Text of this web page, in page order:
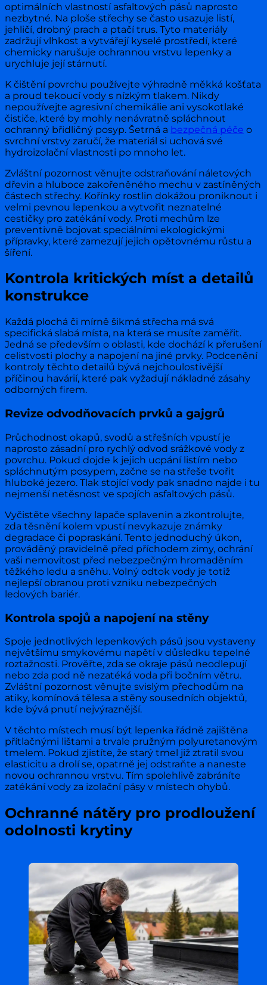
optimálních vlastností asfaltových pásů naprosto
nezbytné. Na ploše střechy se často usazuje listí,
jehličí, drobný prach a ptačí trus. Tyto materiály
zadržují vlhkost a vytvářejí kyselé prostředí, které
chemicky narušuje ochrannou vrstvu lepenky a
urychluje její stárnutí.
K čištění povrchu používejte výhradně měkká košťata
a proud tekoucí vody s nízkým tlakem. Nikdy
nepoužívejte agresivní chemikálie ani vysokotlaké
čističe, které by mohly nenávratně spláchnout
ochranný břidličný posyp. Šetrná a bezpečná péče o
svrchní vrstvy zaručí, že materiál si uchová své
hydroizolační vlastnosti po mnoho let.
Zvláštní pozornost věnujte odstraňování náletových
dřevin a hluboce zakořeněného mechu v zastíněných
částech střechy. Kořínky rostlin dokážou proniknout i
velmi pevnou lepenkou a vytvořit neznatelné
cestičky pro zatékání vody. Proti mechům lze
preventivně bojovat speciálními ekologickými
přípravky, které zamezují jejich opětovnému růstu a
šíření.
Kontrola kritických míst a detailů
konstrukce
Každá plochá či mírně šikmá střecha má svá
specifická slabá místa, na která se musíte zaměřit.
Jedná se především o oblasti, kde dochází k přerušení
celistvosti plochy a napojení na jiné prvky. Podcenění
kontroly těchto detailů bývá nejchoulostivější
příčinou havárií, které pak vyžadují nákladné zásahy
odborných firem.
Revize odvodňovacích prvků a gajgrů
Průchodnost okapů, svodů a střešních vpustí je
naprosto zásadní pro rychlý odvod srážkové vody z
povrchu. Pokud dojde k jejich ucpání listím nebo
spláchnutým posypem, začne se na střeše tvořit
hluboké jezero. Tlak stojící vody pak snadno najde i tu
nejmenší netěsnost ve spojích asfaltových pásů.
Vyčistěte všechny lapače splavenin a zkontrolujte,
zda těsnění kolem vpustí nevykazuje známky
degradace či popraskání. Tento jednoduchý úkon,
prováděný pravidelně před příchodem zimy, ochrání
vaši nemovitost před nebezpečným hromaděním
těžkého ledu a sněhu. Volný odtok vody je totiž
nejlepší obranou proti vzniku nebezpečných
ledových bariér.
Kontrola spojů a napojení na stěny
Spoje jednotlivých lepenkových pásů jsou vystaveny
největšímu smykovému napětí v důsledku tepelné
roztažnosti. Prověřte, zda se okraje pásů neodlepují
nebo zda pod ně nezatéká voda při bočním větru.
Zvláštní pozornost věnujte svislým přechodům na
atiky, komínová tělesa a stěny sousedních objektů,
kde bývá pnutí nejvýraznější.
V těchto místech musí být lepenka řádně zajištěna
přítlačnými lištami a trvale pružným polyuretanovým
tmelem. Pokud zjistíte, že starý tmel již ztratil svou
elasticitu a drolí se, opatrně jej odstraňte a naneste
novou ochrannou vrstvu. Tím spolehlivě zabráníte
zatékání vody za izolační pásy v místech ohybů.
Ochranné nátěry pro prodloužení
odolnosti krytiny